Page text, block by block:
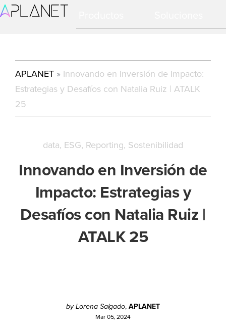
Ir
a
Ir
al
APLANET » Innovando en Inversión de Impacto:
Estrategias y Desafíos con Natalia Ruiz | ATALK
25
data ESG Reporting Sostenibilidad
Innovando en Inversión de
Impacto: Estrategias y
Desafíos con Natalia Ruiz |
ATALK 25
by Lorena Salgado,APLANET
Mar 05, 2024